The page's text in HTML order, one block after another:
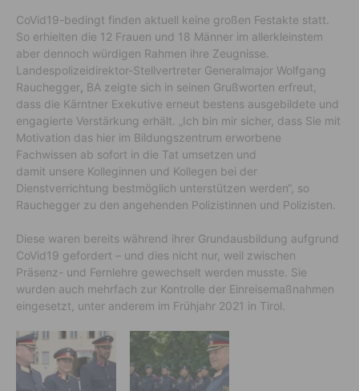
CoVid19-bedingt finden aktuell keine großen Festakte statt.
So erhielten die 12 Frauen und 18 Männer im allerkleinstem
aber dennoch würdigen Rahmen ihre Zeugnisse.
Landespolizeidirektor-Stellvertreter Generalmajor Wolfgang
Rauchegger, BA zeigte sich in seinen Grußworten erfreut,
dass die Kärntner Exekutive erneut bestens ausgebildete und
engagierte Verstärkung erhält. „Ich bin mir sicher, dass Sie mit
Motivation das hier im Bildungszentrum erworbene
Fachwissen ab sofort in die Tat umsetzen und
damit unsere Kolleginnen und Kollegen bei der
Dienstverrichtung bestmöglich unterstützen werden“, so
Rauchegger zu den angehenden Polizistinnen und Polizisten.
Diese waren bereits während ihrer Grundausbildung aufgrund
CoVid19 gefordert – und dies nicht nur, weil zwischen
Präsenz- und Fernlehre gewechselt werden musste. Sie
wurden auch mehrfach zur Kontrolle der Einreisemaßnahmen
eingesetzt, unter anderem im Frühjahr 2021 in Tirol.